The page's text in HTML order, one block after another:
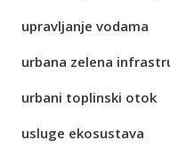
upravljanje vodama
urbana zelena
urbani toplinski otok
usluge ekosustava